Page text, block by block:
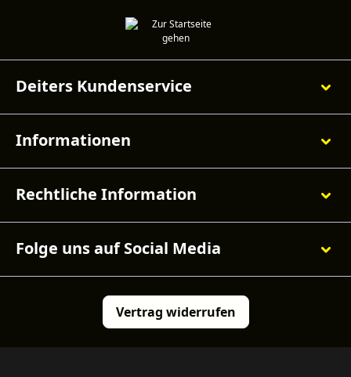
Deiters Kundenservice
Informationen
Rechtliche Information
Folge uns auf Social Media
Vertrag widerrufen